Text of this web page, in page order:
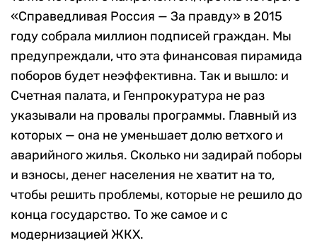
«Справедливая Россия — За правду» в 2015
году собрала миллион подписей граждан. Мы
предупреждали, что эта финансовая пирамида
поборов будет неэффективна. Так и вышло: и
Счетная палата, и Генпрокуратура не раз
указывали на провалы программы. Главный из
которых — она не уменьшает долю ветхого и
аварийного жилья. Сколько ни задирай поборы
и взносы, денег населения не хватит на то,
чтобы решить проблемы, которые не решило до
конца государство. То же самое и с
модернизацией ЖКХ.